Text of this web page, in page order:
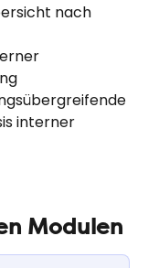
nach
interner
Modulen